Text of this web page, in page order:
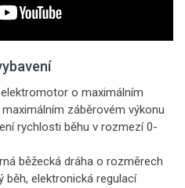
o maximálním
záběrovém výkonu
rychlosti běhu v rozmezí 0-
běžecká dráha o rozměrech
běh, elektronická regulací